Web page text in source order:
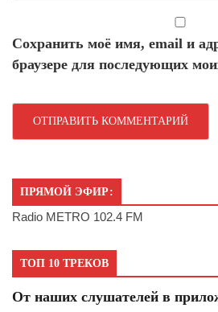
Сохранить моё имя, email и
браузере для последующих
ПРЯМОЙ ЭФИР:
Radio METRO 102.4 FM
ТОП 10 ТРЕКОВ
От наших слушателей в